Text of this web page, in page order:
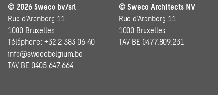
© 2026 Sweco bv/srl
Rue d’Arenberg 11
1000 Bruxelles
Téléphone: +32 2 383 06 40
info@swecobelgium.be
TAV BE 0405.647.664
© Sweco Architects NV
Rue d’Arenberg 11
1000 Bruxelles
TAV BE 0477.809.231